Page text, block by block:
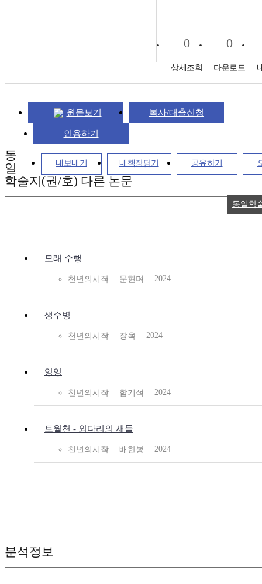
0
상세조회
0
다운로드
원문보기 복사/대출신청
인용하기
내보내기 내책장담기 공유하기
동
일
학술지(권/호) 다른 논문
모래 수행
천년의시작 문현미 2024
생수병
천년의시작 장욱 2024
잉잉
천년의시작 함기석 2024
토월천 - 외다리의 새들
천년의시작 배한봉 2024
동일학
분석정보